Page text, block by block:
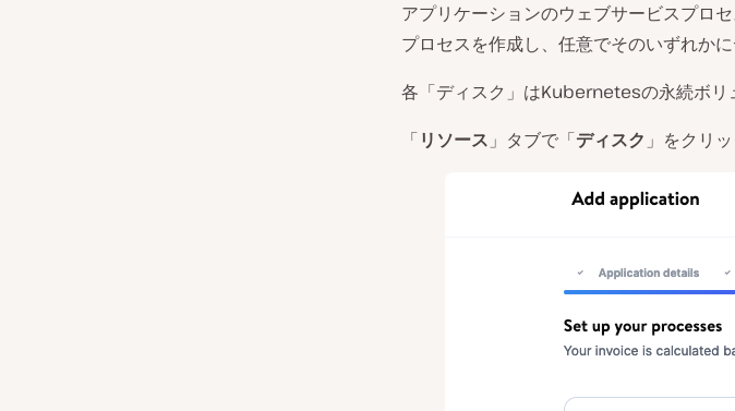
アプリケーションのウェブサービスプロ
プロセスを作成し、任意でそのいずれか
各「ディスク」はKubernetesの永続ボリ
「リソース 」タブで「ディスク 」をクリ